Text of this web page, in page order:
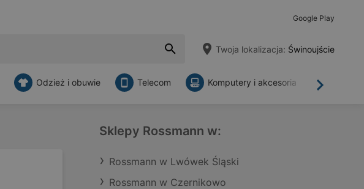
Google Play
Twoja lokalizacja: Świnoujście
Dalej
Odzież i obuwie Telecom Komputery i akcesoria
Sklepy Rossmann w:
Rossmann w Lwówek Śląski
Rossmann w Czernikowo